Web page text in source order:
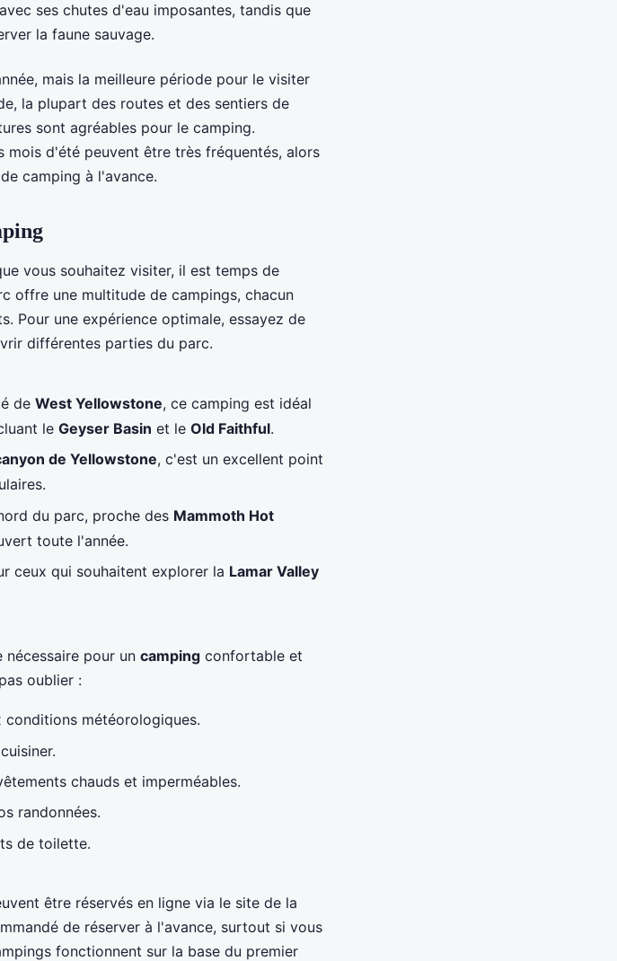
ses chutes d'eau imposantes, tandis que
la faune sauvage.
mais la meilleure période pour le visiter
la plupart des routes et des sentiers de
sont agréables pour le camping.
d'été peuvent être très fréquentés, alors
camping à l'avance.
vous souhaitez visiter, il est temps de
offre une multitude de campings, chacun
Pour une expérience optimale, essayez de
différentes parties du parc.
de West Yellowstone, ce camping est idéal
le Geyser Basin et le Old Faithful.
de Yellowstone, c'est un excellent point
du parc, proche des Mammoth Hot
toute l'année.
ceux qui souhaitent explorer la Lamar Valley
pour un camping confortable et
oublier :
conditions météorologiques.
chauds et imperméables.
randonnées.
de toilette.
être réservés en ligne via le site de la
de réserver à l'avance, surtout si vous
fonctionnent sur la base du premier